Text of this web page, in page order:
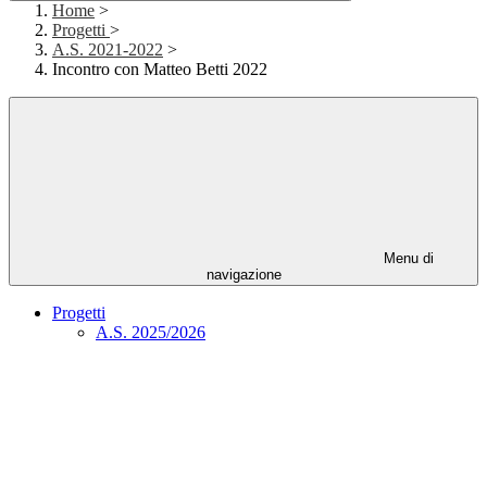
Home >
Progetti >
A.S. 2021-2022 >
Incontro con Matteo Betti 2022
Menu di
navigazione
Progetti
A.S. 2025/2026